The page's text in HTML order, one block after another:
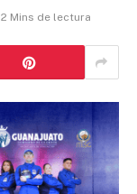
2 Mins de lectura